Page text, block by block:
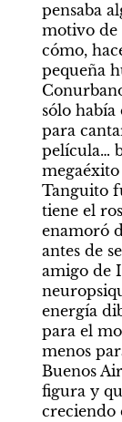
pensaba
motivo de
cómo,
pequeña
sólo
para
película…
Tanguito
tiene el
enamoró
antes de
amigo de
energía
para el
menos
Buenos
figura y
creciendo